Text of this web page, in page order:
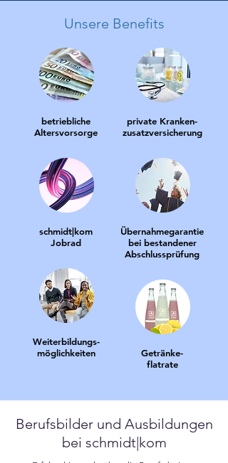
Unsere Benefits
betriebliche
Altersvorsorge
schmidt|kom
Jobrad
Weiterbildungs-
möglichkeiten
private Kranken-
zusatzversicherung
Übernahmegarantie
bei bestandener
Abschlussprüfung
Getränke-
flatrate
Berufsbilder und Ausbildungen
bei schmidt|kom